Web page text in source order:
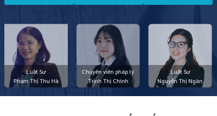
Luật Sư
Phạm Thị Thu Hà
Chuyên viên pháp lý
Trịnh Thị Chình
Luật Sư
Nguyễn Thị Ngàn